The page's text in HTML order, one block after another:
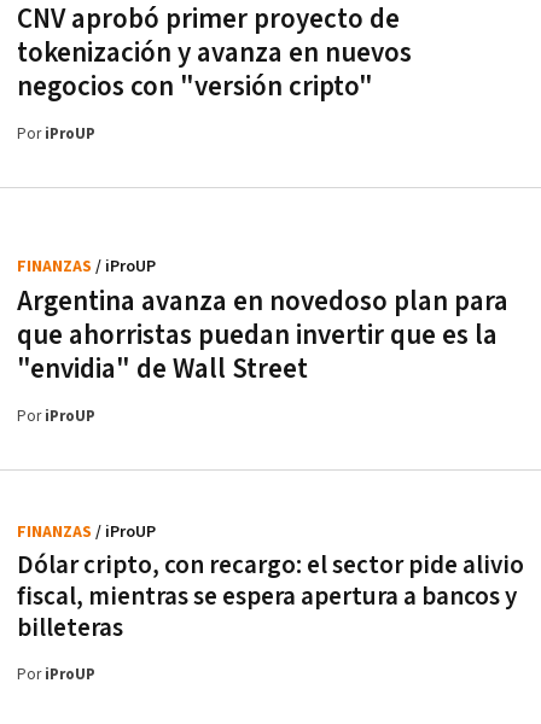
CNV aprobó primer proyecto de
tokenización y avanza en nuevos
negocios con "versión cripto"
PoriProUP
Argentina avanza en novedoso plan para
que ahorristas puedan invertir que es la
"envidia" de Wall Street
FINANZAS / iProUP
PoriProUP
Dólar cripto, con recargo: el sector pide alivio
fiscal, mientras se espera apertura a bancos y
billeteras
FINANZAS / iProUP
PoriProUP